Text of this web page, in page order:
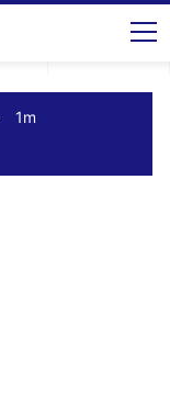
4K8K衛星放送対応 テレビ接続ケーブル 1m 4FL-K10BP
1m